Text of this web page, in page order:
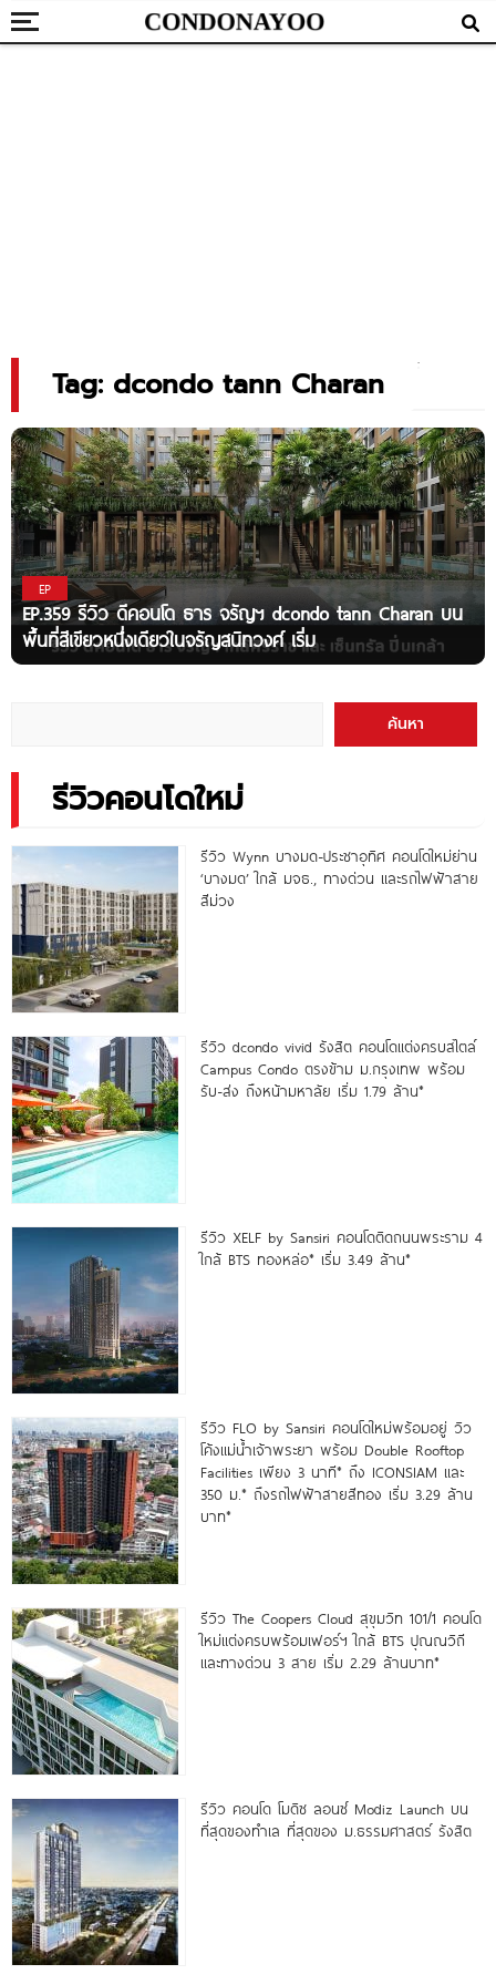
Tag: dcondo tann Charan
EP
EP.359 รีวิว ดีคอนโด ธาร จรัญฯ dcondo tann Charan บน
พื้นที่สีเขียวหนึ่งเดียวในจรัญสนิทวงศ์ เริ่ม
ค้นหา
รีวิวคอนโดใหม่
รีวิว Wynn บางมด-ประชาอุทิศ คอนโดใหม่ย่าน
‘บางมด’ ใกล้ มจธ., ทางด่วน และรถไฟฟ้าสาย
สีม่วง
รีวิว dcondo vivid รังสิต คอนโดแต่งครบสไตล์
Campus Condo ตรงข้าม ม.กรุงเทพ พร้อม
รับ-ส่ง ถึงหน้ามหาลัย เริ่ม 1.79 ล้าน*
รีวิว XELF by Sansiri คอนโดติดถนนพระราม 4
ใกล้ BTS ทองหล่อ* เริ่ม 3.49 ล้าน*
รีวิว FLO by Sansiri คอนโดใหม่พร้อมอยู่ วิว
โค้งแม่น้ำเจ้าพระยา พร้อม Double Rooftop
Facilities เพียง 3 นาที* ถึง ICONSIAM และ
350 ม.* ถึงรถไฟฟ้าสายสีทอง เริ่ม 3.29 ล้าน
บาท*
รีวิว The Coopers Cloud สุขุมวิท 101/1 คอนโด
ใหม่แต่งครบพร้อมเฟอร์ฯ ใกล้ BTS ปุณณวิถี
และทางด่วน 3 สาย เริ่ม 2.29 ล้านบาท*
รีวิว คอนโด โมดิซ ลอนซ์ Modiz Launch บน
ที่สุดของทำเล ที่สุดของ ม.ธรรมศาสตร์ รังสิต